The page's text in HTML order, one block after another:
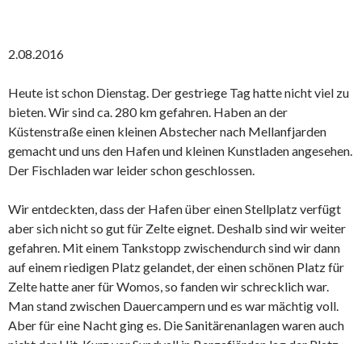
2.08.2016
Heute ist schon Dienstag. Der gestriege Tag hatte nicht viel zu
bieten. Wir sind ca. 280 km gefahren. Haben an der
Küstenstraße einen kleinen Abstecher nach Mellanfjarden
gemacht und uns den Hafen und kleinen Kunstladen angesehen.
Der Fischladen war leider schon geschlossen.
Wir entdeckten, dass der Hafen über einen Stellplatz verfügt
aber sich nicht so gut für Zelte eignet. Deshalb sind wir weiter
gefahren. Mit einem Tankstopp zwischendurch sind wir dann
auf einem riedigen Platz gelandet, der einen schönen Platz für
Zelte hatte aner für Womos, so fanden wir schrecklich war.
Man stand zwischen Dauercampern und es war mächtig voll.
Aber für eine Nacht ging es. Die Sanitärenanlagen waren auch